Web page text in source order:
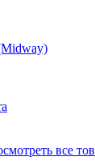
все